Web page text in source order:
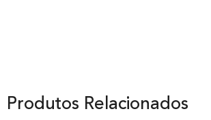
Produtos Relacionados